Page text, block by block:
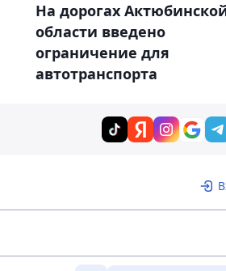
На дорогах
области введено
ограничение для
автотранспорта